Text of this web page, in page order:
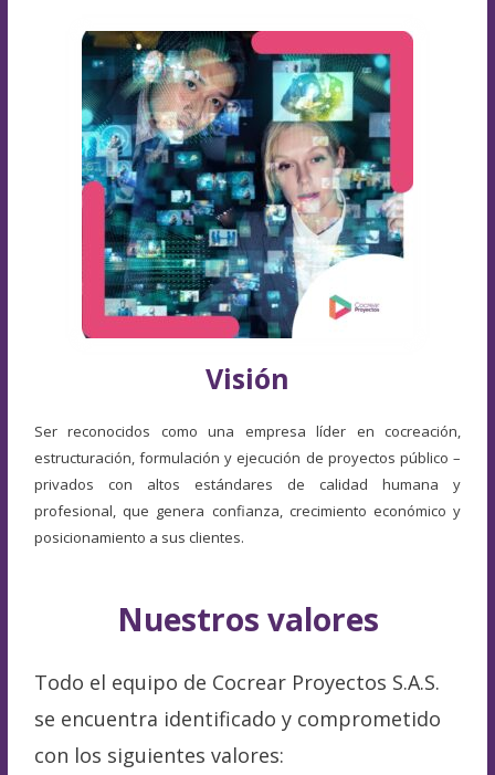
Visión
Ser reconocidos como una empresa líder en cocreación,
estructuración, formulación y ejecución de proyectos público –
privados con altos estándares de calidad humana y
profesional, que genera confianza, crecimiento económico y
posicionamiento a sus clientes.
Nuestros valores
Todo el equipo de Cocrear Proyectos S.A.S.
se encuentra identificado y comprometido
con los siguientes valores: